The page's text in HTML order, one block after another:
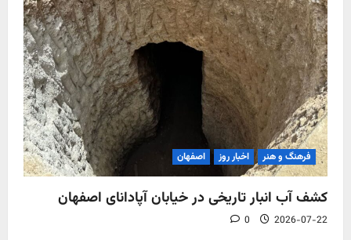
فرهنگ و هنر اخبار روز اصفهان
کشف آب‌ انبار تاریخی در خیابان آپادانای اصفهان
2026-07-22